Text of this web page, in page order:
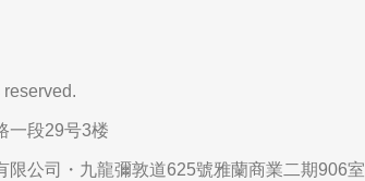
一段29号3楼
限公司・九龍彌敦道625號雅蘭商業二期906室